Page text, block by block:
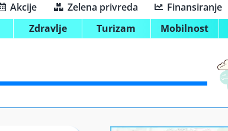
Zdravlje Turizam Mobilnost
Akcije Zelena privreda Finansiranje